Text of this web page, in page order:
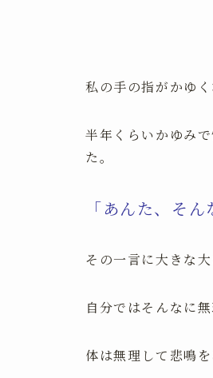
私の手の指がかゆ
半年くらいかゆみ
た。
「あんた、そ
その一言に大きな
自分ではそんなに
体は無理して悲鳴